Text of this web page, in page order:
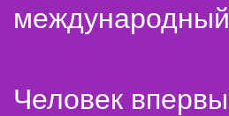
Человек